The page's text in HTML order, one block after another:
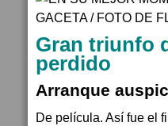
Gran triunfo
perdido
Arranque
De película. Así fue el